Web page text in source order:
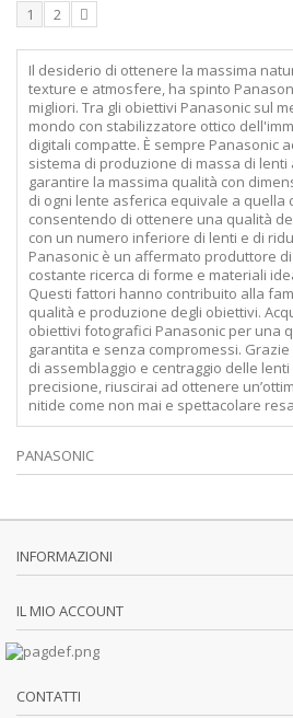
1 2
Il desiderio di ottenere la massima
texture e atmosfere, ha spinto
migliori. Tra gli obiettivi Panasonic sul
mondo con stabilizzatore ottico
digitali compatte. È sempre Panasonic
sistema di produzione di massa di
garantire la massima qualità con
di ogni lente asferica equivale a quella
consentendo di ottenere una qualità
con un numero inferiore di lenti e di
Panasonic è un affermato produttore
costante ricerca di forme e materiali
Questi fattori hanno contribuito alla
qualità e produzione degli obiettivi.
obiettivi fotografici Panasonic per una
garantita e senza compromessi.
di assemblaggio e centraggio delle
precisione, riuscirai ad ottenere
nitide come non mai e spettacolare
PANASONIC
INFORMAZIONI
IL MIO ACCOUNT
CONTATTI